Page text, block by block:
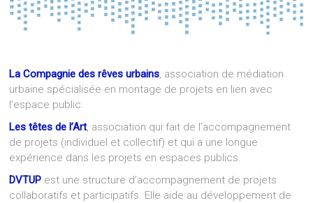
La Compagnie des rêves urbains , association de médiation
urbaine spécialisée en montage de projets en lien avec
l’espace public.
Les têtes de l’Art, association qui fait de l’accompagnement
de projets (individuel et collectif) et qui a une longue
expérience dans les projets en espaces publics.
DVTUP est une structure d’accompagnement de projets
collaboratifs et participatifs. Elle aide au développement de